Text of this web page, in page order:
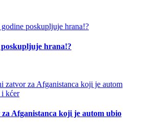
hrana!?
Afganistanca koji je autom ubio